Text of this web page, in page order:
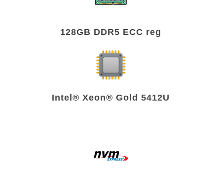
128GB DDR5 ECC reg
Intel® Xeon® Gold 5412U